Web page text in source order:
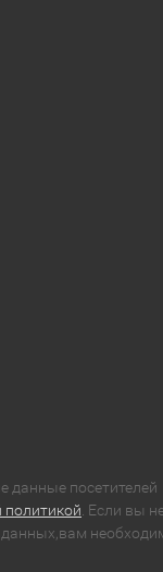
посетителей
. Если вы
данных,вам